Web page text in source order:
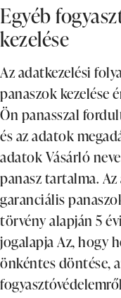
Egyéb
kezelése
Az adatkezelési
panaszok kezelése
Ön panasszal
és az adatok
adatok Vásárló
panasz tartalma.
garanciális
törvény alapján 5
jogalapja Az, hogy
önkéntes döntése,